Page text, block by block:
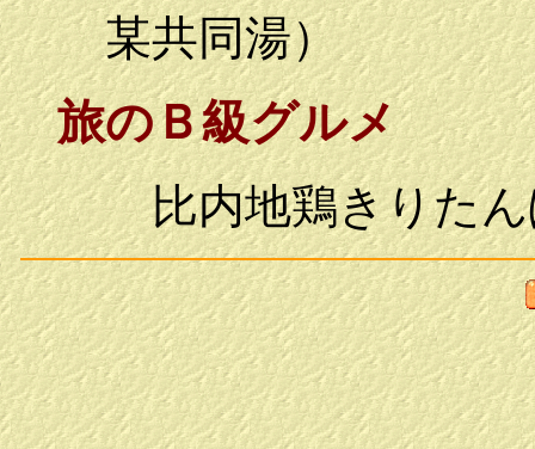
某共同湯）
旅のＢ級グルメ
比内地鶏きりた